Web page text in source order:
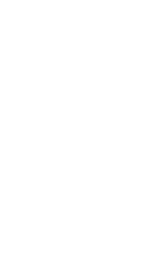
Lid